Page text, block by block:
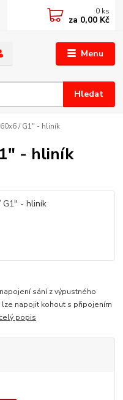
Menu
Hledat
0 ks
za 0,00 Kč
/ G1" - hliník
- hliník
sání z výpustného
lze napojit kohout s připojením
celý popis